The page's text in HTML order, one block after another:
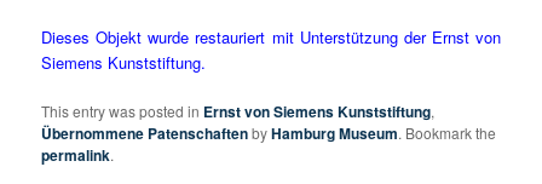
Dieses Objekt wurde restauriert mit Unterstützung der Ernst von
Siemens Kunststiftung.
This entry was posted in Ernst von Siemens Kunststiftung,
Übernommene PatenschaftenbyHamburg Museum. Bookmark the
permalink.